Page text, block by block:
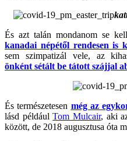
És azt talán mondanom se
kanadai népétől rendesen is
sem szimpatizál vele, az
önként sétált be tátott szájjal
És természetesen még az
lásd példáulTom Mulcair, aki
között, de 2018 augusztusa óta